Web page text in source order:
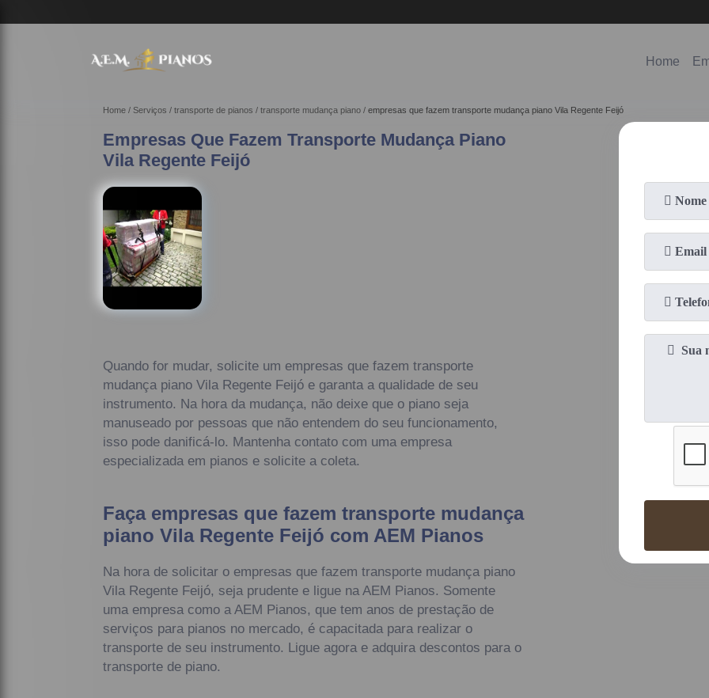
Home
Home Serviços transporte de pianos transporte mudança piano empresas que fazem transporte mudança piano Vila Regente Feijó
Empresas Que Fazem Transporte Mudança Piano
Vila Regente Feijó
Quando for mudar, solicite um empresas que fazem transporte
mudança piano Vila Regente Feijó e garanta a qualidade de seu
instrumento. Na hora da mudança, não deixe que o piano seja
manuseado por pessoas que não entendem do seu funcionamento,
isso pode danificá-lo. Mantenha contato com uma empresa
especializada em pianos e solicite a coleta.
Faça empresas que fazem transporte mudança
piano Vila Regente Feijó com AEM Pianos
Na hora de solicitar o empresas que fazem transporte mudança piano
Vila Regente Feijó, seja prudente e ligue na AEM Pianos. Somente
uma empresa como a AEM Pianos, que tem anos de prestação de
serviços para pianos no mercado, é capacitada para realizar o
transporte de seu instrumento. Ligue agora e adquira descontos para o
transporte de piano.